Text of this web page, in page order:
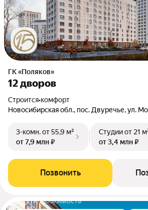
ГК «Поляков»
12 дворов
Строится•комфорт
Новосибирская обл., пос. Двуречье, ул.
3-комн.от 55,9 м²
от 7,9 млн ₽
Студииот 21
от 3,4 млн ₽
Позвонить